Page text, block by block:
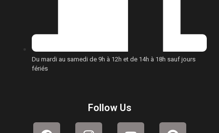
Du mardi au samedi de 9h à 12h et de 14h à 18h sauf jours
fériés
Follow Us